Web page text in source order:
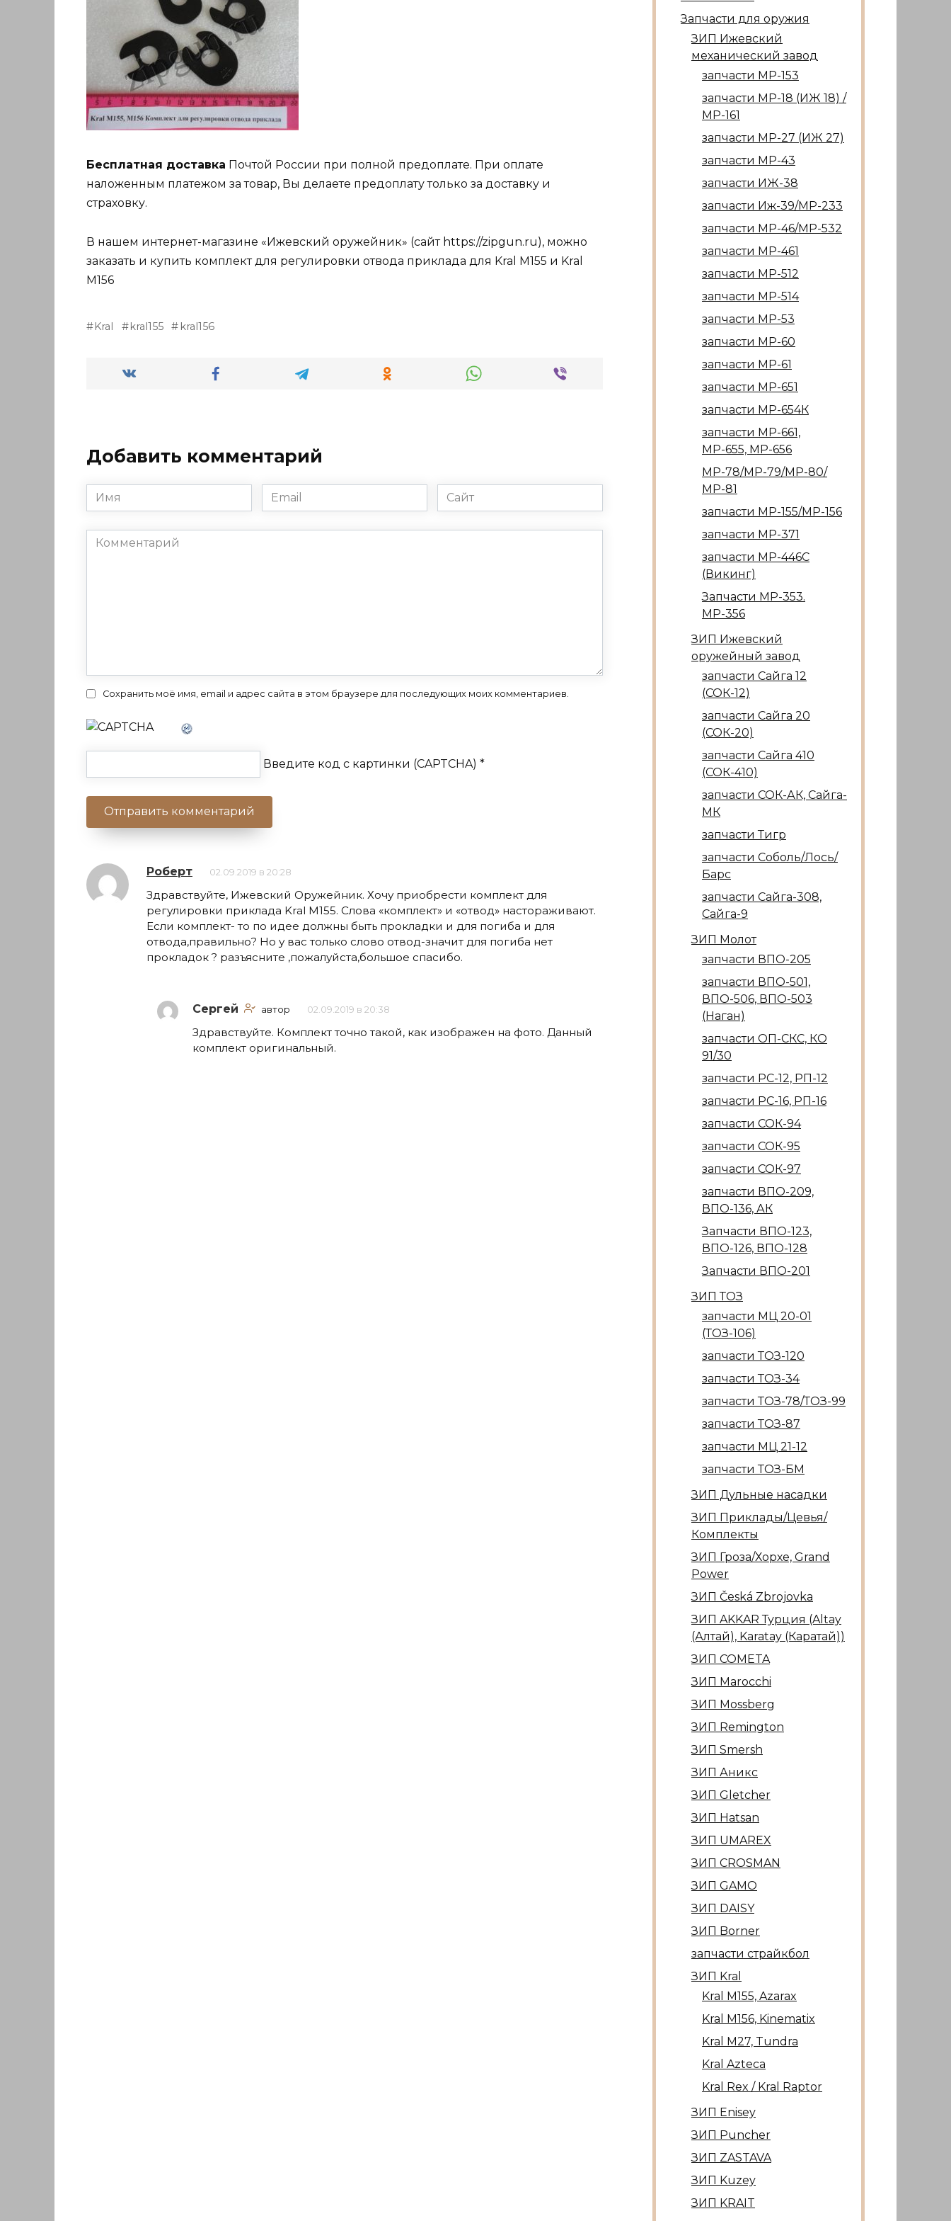
Бесплатная доставка Почтой России при полной предоплате. При оплате
наложенным платежом за товар, Вы делаете предоплату только за доставку и
страховку.
В нашем интернет-магазине «Ижевский оружейник» (сайт https://zipgun.ru), можно
заказать и купить комплект для регулировки отвода приклада для Kral M155 и Kral
M156
Kral kral155 kral156
Добавить комментарий
Имя
*
Email
*
Сайт
Комментарий
Сохранить моё имя, email и адрес сайта в этом браузере для последующих моих комментариев.
Введите код с картинки (CAPTCHA) *
Роберт 02.09.2019 в 20:28
Здравствуйте, Ижевский Оружейник. Хочу приобрести комплект для
регулировки приклада Kral M155. Слова «комплект» и «отвод» настораживают.
Если комплект- то по идее должны быть прокладки и для погиба и для
отвода,правильно? Но у вас только слово отвод-значит для погиба нет
прокладок ? разъясните ,пожалуйста,большое спасибо.
Сергей автор 02.09.2019 в 20:38
Здравствуйте. Комплект точно такой, как изображен на фото. Данный
комплект оригинальный.
Запчасти для оружия
ЗИП Ижевский
механический завод
запчасти МР-153
запчасти МР-18 (ИЖ 18) /
МР-161
запчасти МР-27 (ИЖ 27)
запчасти МР-43
запчасти ИЖ-38
запчасти Иж-39/МР-233
запчасти МР-46/МР-532
запчасти МР-461
запчасти МР-512
запчасти МР-514
запчасти МР-53
запчасти МР-60
запчасти МР-61
запчасти МР-651
запчасти МР-654К
запчасти МР-661,
МР-655, МР-656
МР-78/МР-79/МР-80/
МР-81
запчасти МР-155/МР-156
запчасти МР-371
запчасти МР-446С
(Викинг)
Запчасти МР-353.
МР-356
ЗИП Ижевский
оружейный завод
запчасти Сайга 12
(СОК-12)
запчасти Сайга 20
(СОК-20)
запчасти Сайга 410
(СОК-410)
запчасти СОК-АК, Сайга-
МК
запчасти Тигр
запчасти Соболь/Лось/
Барс
запчасти Сайга-308,
Сайга-9
ЗИП Молот
запчасти ВПО-205
запчасти ВПО-501,
ВПО-506, ВПО-503
(Наган)
запчасти ОП-СКС, КО
91/30
запчасти РС-12, РП-12
запчасти РС-16, РП-16
запчасти СОК-94
запчасти СОК-95
запчасти СОК-97
запчасти ВПО-209,
ВПО-136, АК
Запчасти ВПО-123,
ВПО-126, ВПО-128
Запчасти ВПО-201
ЗИП ТОЗ
запчасти МЦ 20-01
(ТОЗ-106)
запчасти ТОЗ-120
запчасти ТОЗ-34
запчасти ТОЗ-78/ТОЗ-99
запчасти ТОЗ-87
запчасти МЦ 21-12
запчасти ТОЗ-БМ
ЗИП Дульные насадки
ЗИП Приклады/Цевья/
Комплекты
ЗИП Гроза/Хорхе, Grand
Power
ЗИП Česká Zbrojovka
ЗИП AKKAR Турция (Altay
(Алтай), Karatay (Каратай))
ЗИП COMETA
ЗИП Marocсhi
ЗИП Mossberg
ЗИП Remington
ЗИП Smersh
ЗИП Аникс
ЗИП Gletcher
ЗИП Hatsan
ЗИП UMAREX
ЗИП CROSMAN
ЗИП GAMO
ЗИП DAISY
ЗИП Borner
запчасти страйкбол
ЗИП Kral
Kral М155, Azarax
Kral М156, Kinematix
Kral М27, Tundra
Kral Azteca
Kral Rex / Kral Raptor
ЗИП Enisey
ЗИП Puncher
ЗИП ZASTAVA
ЗИП Kuzey
ЗИП KRAIT